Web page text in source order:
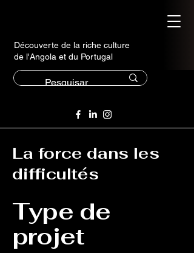
Découverte de la riche culture
de l'Angola et du Portugal
La force dans les
difficultés
Type de
projet